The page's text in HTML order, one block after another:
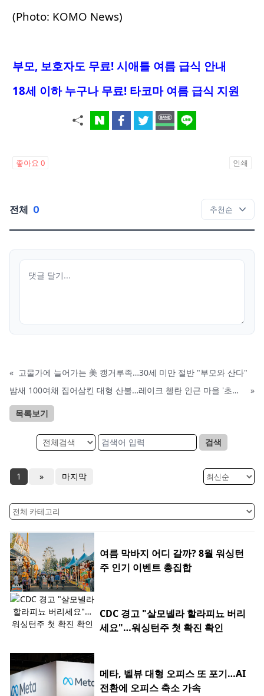
(Photo: KOMO News)
부모, 보호자도 무료! 시애틀 여름 급식 안내
18세 이하 누구나 무료! 타코마 여름 급식 지원
좋아요 0 인쇄
전체 0
« 고물가에 늘어가는 美 캥거루족…30세 미만 절반 "부모와 산다"
밤새 100여채 집어삼킨 대형 산불…레이크 첼란 인근 마을 '초토화'
»
목록보기
검색
1 » 마지막
여름 막바지 어디 갈까? 8월 워싱턴
주 인기 이벤트 총집합
CDC 경고 "살모넬라 할라피뇨 버리
세요"…워싱턴주 첫 확진 확인
메타, 벨뷰 대형 오피스 또 포기…AI
전환에 오피스 축소 가속